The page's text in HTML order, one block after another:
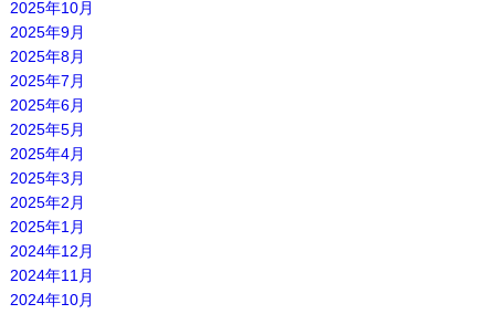
2025年10月
2025年9月
2025年8月
2025年7月
2025年6月
2025年5月
2025年4月
2025年3月
2025年2月
2025年1月
2024年12月
2024年11月
2024年10月